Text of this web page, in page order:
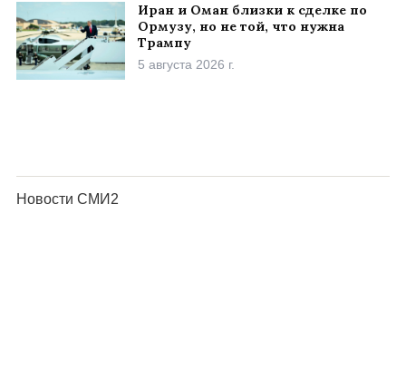
Иран и Оман близки к сделке по
Ормузу, но не той, что нужна
Трампу
5 августа 2026 г.